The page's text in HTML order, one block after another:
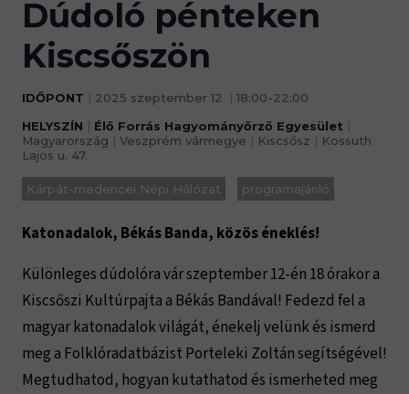
Dúdoló pénteken
Kiscsőszön
IDŐPONT | 2025 szeptember 12. | 18:00-22:00
HELYSZÍN | Élő Forrás Hagyományőrző Egyesület |
Magyarország | Veszprém vármegye | Kiscsősz | Kossuth
Lajos u. 47.
Kárpát-medencei Népi Hálózat programajánló
Katonadalok, Békás Banda, közös éneklés!
Különleges dúdolóra vár szeptember 12-én 18 órakor a
Kiscsőszi Kultúrpajta a Békás Bandával! Fedezd fel a
magyar katonadalok világát, énekelj velünk és ismerd
meg a Folklóradatbázist Porteleki Zoltán segítségével!
Megtudhatod, hogyan kutathatod és ismerheted meg